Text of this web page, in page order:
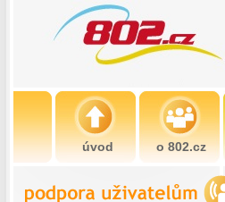
úvod o 802.cz